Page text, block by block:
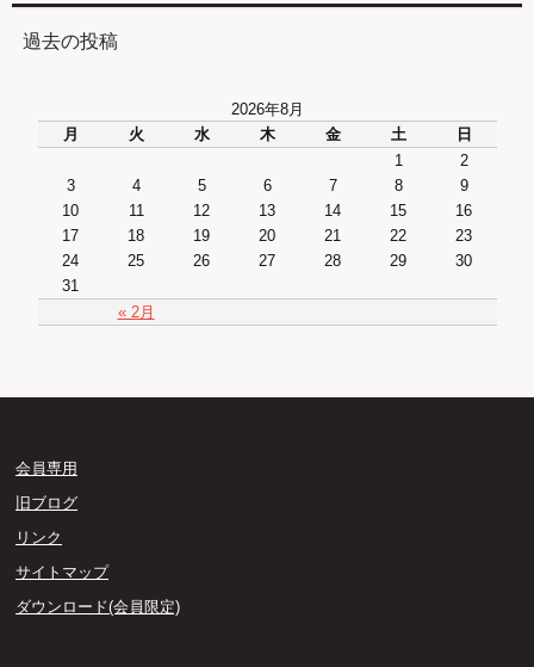
過去の投稿
2026年8月
月
火 水 木 金 土 日
« 2月
1
2
3
4 5 6 7 8
9
10
11 12 13 14 15
16
17
18 19 20 21 22
23
24
25 26 27 28 29
30
31
会員専用
旧ブログ
リンク
サイトマップ
ダウンロード(会員限定)